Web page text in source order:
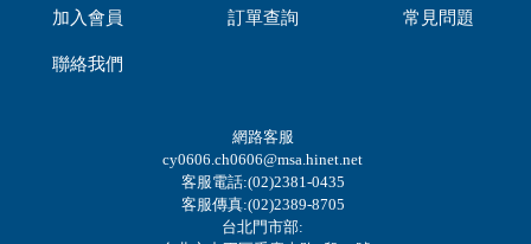
加入會員 訂單查詢 常見問題
聯絡我們
網路客服
cy0606.ch0606@msa.hinet.net
客服電話:(02)2381-0435
客服傳真:(02)2389-8705
台北門市部: